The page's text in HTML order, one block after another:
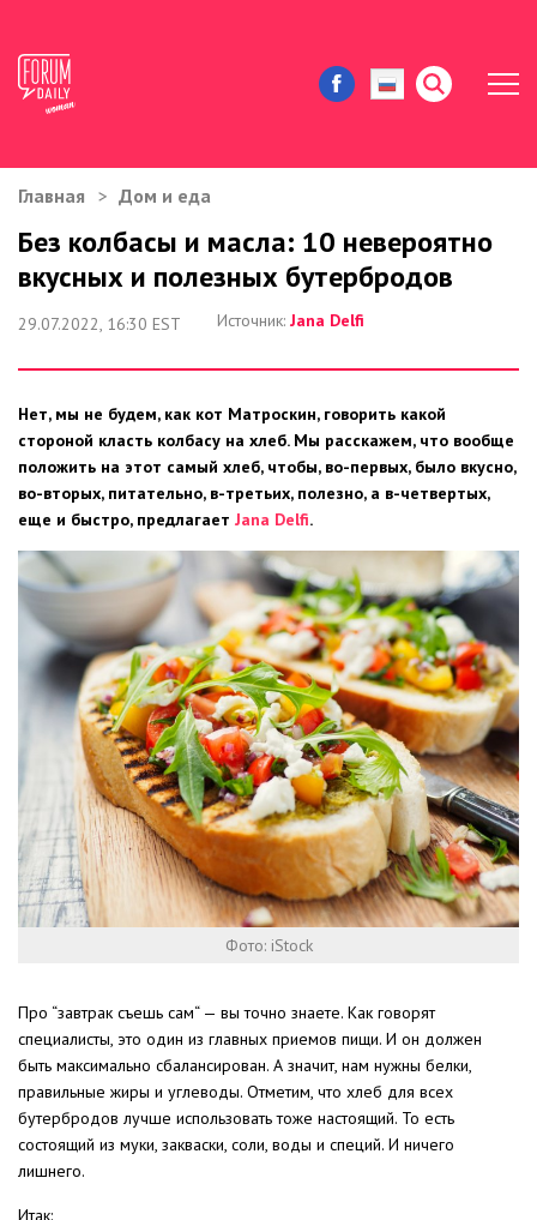
ЖИЗНЬ И ИСТОРИИ
ИММИГРАЦИЯ В США
ЗНАМЕНИТОСТИ
ЗДОРОВЬЕ И КРАСОТА
ДОМ И ЕДА
Главная Дом и еда
Без колбасы и масла: 10 невероятно
вкусных и полезных бутербродов
29.07.2022, 16:30 EST Источник: Jana Delfi
Нет, мы не будем, как кот Матроскин, говорить какой
стороной класть колбасу на хлеб. Мы расскажем, что вообще
положить на этот самый хлеб, чтобы, во-первых, было вкусно,
во-вторых, питательно, в-третьих, полезно, а в-четвертых,
еще и быстро, предлагает Jana Delfi.
Фото: iStock
Про “завтрак съешь сам“ — вы точно знаете. Как говорят
специалисты, это один из главных приемов пищи. И он должен
быть максимально сбалансирован. А значит, нам нужны белки,
правильные жиры и углеводы. Отметим, что хлеб для всех
бутербродов лучше использовать тоже настоящий. То есть
состоящий из муки, закваски, соли, воды и специй. И ничего
лишнего.
Итак: